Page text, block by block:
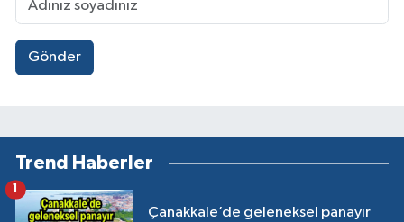
Gönder
Trend Haberler
Çanakkale’de geleneksel panayır
1